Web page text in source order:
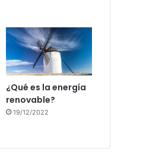
¿Qué es la energía
renovable?
19/12/2022